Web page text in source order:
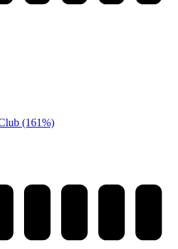
(161%)